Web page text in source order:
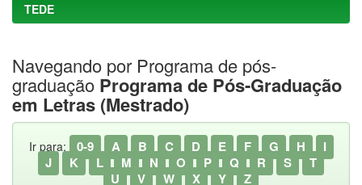
TEDE
Navegando por Programa de pós-
graduação Programa de Pós-Graduação
em Letras (Mestrado)
Ir para: 0-9 A B C D E F G H
I
J
K L M N O P Q R S
T
U
V W X Y Z